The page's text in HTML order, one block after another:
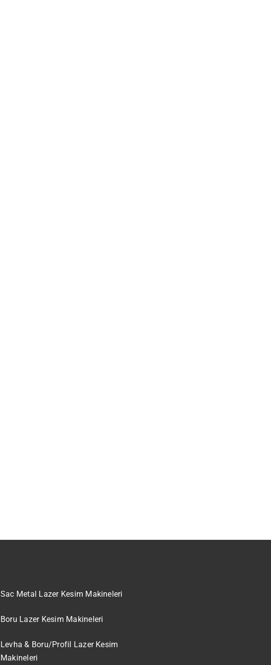
Sac Metal Lazer Kesim Makineleri
Boru Lazer Kesim Makineleri
Levha & Boru/Profil Lazer Kesim
Makineleri